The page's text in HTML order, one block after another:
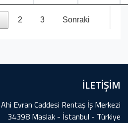
2 3 Sonraki
İLETİŞİM
Ahi Evran Caddesi Rentaş İş Merkezi
34398 Maslak - İstanbul - Türkiye